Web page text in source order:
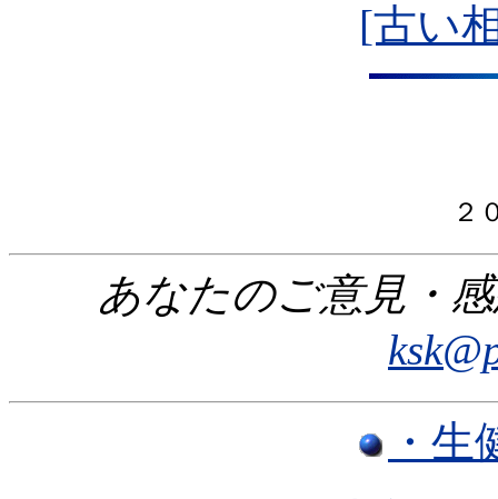
[古い
２
あなたのご意見・
・